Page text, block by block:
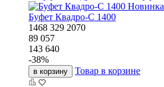
Новинка
Буфет Квадро-С 1400
1468 329 2070
89 057
143 640
-38%
в корзину Товар в корзине